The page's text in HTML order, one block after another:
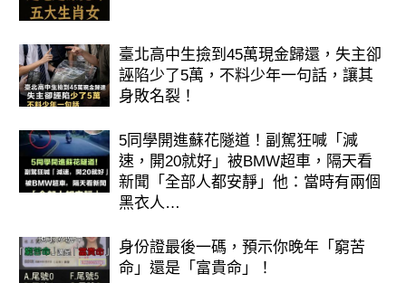
臺北高中生撿到45萬現金歸還，失主卻
誣陷少了5萬，不料少年一句話，讓其
身敗名裂！
5同學開進蘇花隧道！副駕狂喊「減
速，開20就好」被BMW超車，隔天看
新聞「全部人都安靜」他：當時有兩個
黑衣人…
身份證最後一碼，預示你晚年「窮苦
命」還是「富貴命」！